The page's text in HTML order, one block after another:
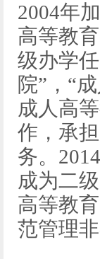
2004年
高等教
级办学
院”，“
成人高
作，承
务。
成为二
高等教
范管理